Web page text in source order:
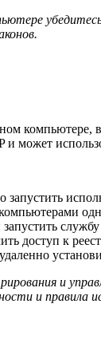
компьютере,
может
запустить
запустить
доступ к
и
и правила